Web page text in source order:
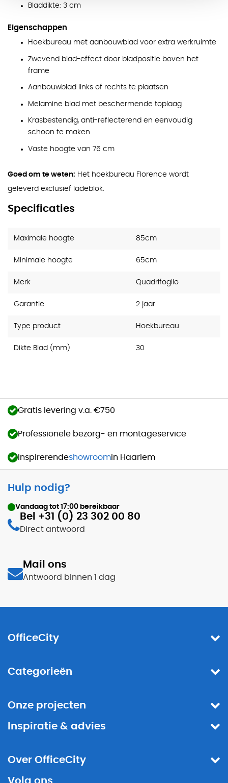
Bladdikte: 3 cm
Eigenschappen
Hoekbureau met aanbouwblad voor extra werkruimte
Zwevend blad-effect door bladpositie boven het
frame
Aanbouwblad links of rechts te plaatsen
Melamine blad met beschermende toplaag
Krasbestendig, anti-reflecterend en eenvoudig
schoon te maken
Vaste hoogte van 76 cm
Goed om te weten: Het hoekbureau Florence wordt
geleverd exclusief ladeblok.
Specificaties
Maximale hoogte 85cm
Minimale hoogte 65cm
Merk Quadrifoglio
Garantie 2 jaar
Type product Hoekbureau
Dikte Blad (mm) 30
Gratis levering v.a. €750
Professionele bezorg- en montageservice
Inspirerendeshowroomin Haarlem
Hulp nodig?
Vandaag tot 17:00 bereikbaar
Bel +31 (0) 23 302 00 80
Direct antwoord
Mail ons
Antwoord binnen 1 dag
OfficeCity
Categorieën
Onze projecten
Inspiratie & advies
Over OfficeCity